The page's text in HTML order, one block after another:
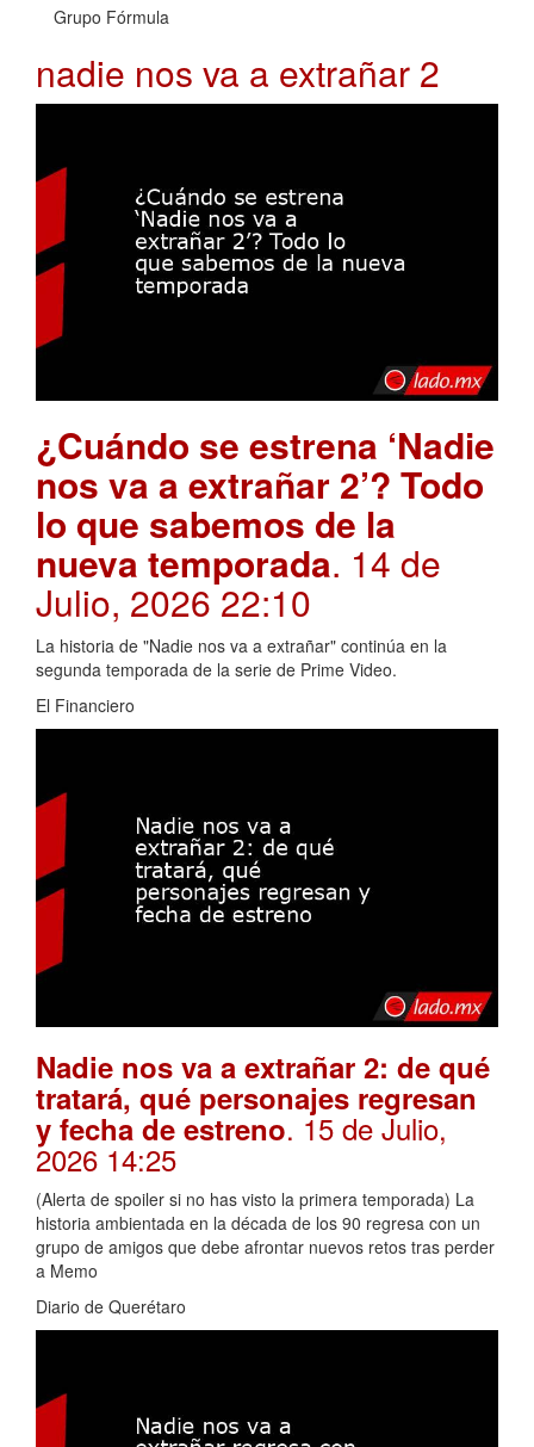
Grupo Fórmula
nadie nos va a extrañar 2
¿Cuándo se estrena ‘Nadie
nos va a extrañar 2’? Todo
lo que sabemos de la
nueva temporada. 14 de
Julio, 2026 22:10
La historia de "Nadie nos va a extrañar" continúa en la
segunda temporada de la serie de Prime Video.
El Financiero
Nadie nos va a extrañar 2: de qué
tratará, qué personajes regresan
y fecha de estreno. 15 de Julio,
2026 14:25
(Alerta de spoiler si no has visto la primera temporada) La
historia ambientada en la década de los 90 regresa con un
grupo de amigos que debe afrontar nuevos retos tras perder
a Memo
Diario de Querétaro